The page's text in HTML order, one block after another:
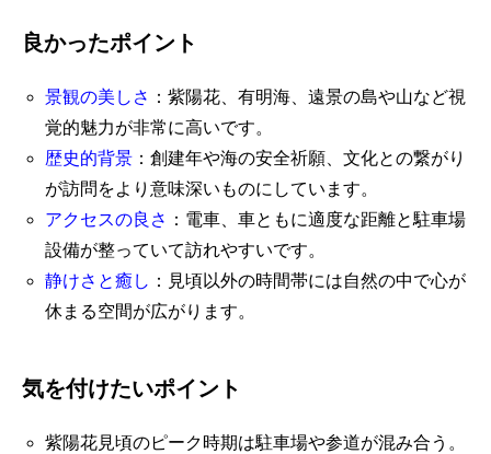
良かったポイント
景観の美しさ ：紫陽花、有明海、遠景の島や山など視
覚的魅力が非常に高いです。
歴史的背景：創建年や海の安全祈願、文化との繋がり
が訪問をより意味深いものにしています。
アクセスの良さ ：電車、車ともに適度な距離と駐車場
設備が整っていて訪れやすいです。
静けさと癒し ：見頃以外の時間帯には自然の中で心が
休まる空間が広がります。
気を付けたいポイント
紫陽花見頃のピーク時期は駐車場や参道が混み合う。